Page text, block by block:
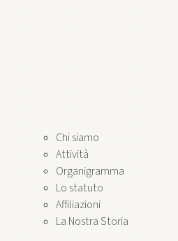
Chi siamo
Attività
Organigramma
Lo statuto
Affiliazioni
La Nostra Storia